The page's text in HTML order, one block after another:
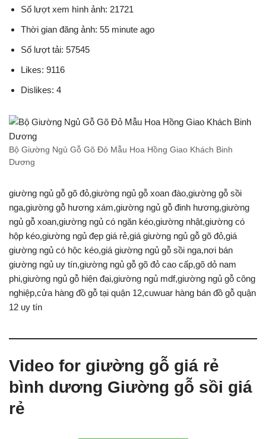
Số lượt xem hình ảnh: 21721
Thời gian đăng ảnh: 55 minute ago
Số lượt tải: 57545
Likes: 9116
Dislikes: 4
Bộ Giường Ngủ Gỗ Gõ Đỏ Mẫu Hoa Hồng Giao Khách Binh
Dương
giường ngủ gỗ gõ đỏ,giường ngủ gỗ xoan đào,giường gỗ sồi
nga,giường gỗ hương xám,giường ngủ gỗ đinh hương,giường
ngủ gỗ xoan,giường ngủ có ngăn kéo,giường nhật,giường có
hộp kéo,giường ngủ đẹp giá rẻ,giá giường ngủ gỗ gõ đỏ,giá
giường ngủ có hộc kéo,giá giường ngủ gỗ sồi nga,nơi bán
giường ngủ uy tín,giường ngủ gỗ gõ đỏ cao cấp,gõ dỏ nam
phi,giường ngủ gỗ hiện đại,giường ngủ mdf,giường ngủ gỗ công
nghiệp,cửa hàng đồ gỗ tại quận 12,cuwuar hàng bán đồ gỗ quận
12 uy tín
Video for giường gỗ giá rẻ
bình dương Giường gỗ sồi giá
rẻ